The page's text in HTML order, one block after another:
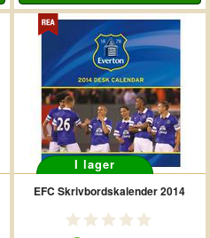
I lager
EFC Skrivbordskalender 2014